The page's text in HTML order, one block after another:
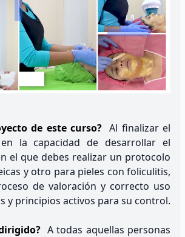
de este curso?Al finalizar el
la capacidad de desarrollar el
el que debes realizar un protocolo
y otro para pieles con foliculitis,
de valoración y correcto uso
y principios activos para su control.
A todas aquellas personas